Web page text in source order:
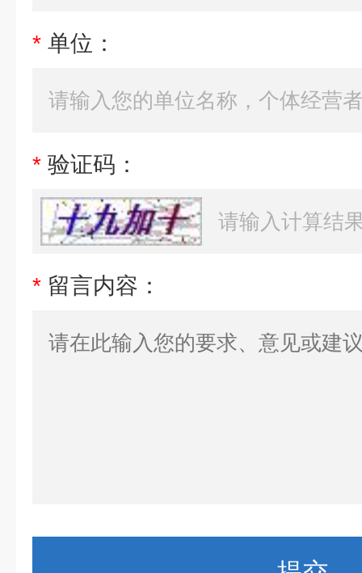
* 单位：
* 验证码：
* 留言内容：